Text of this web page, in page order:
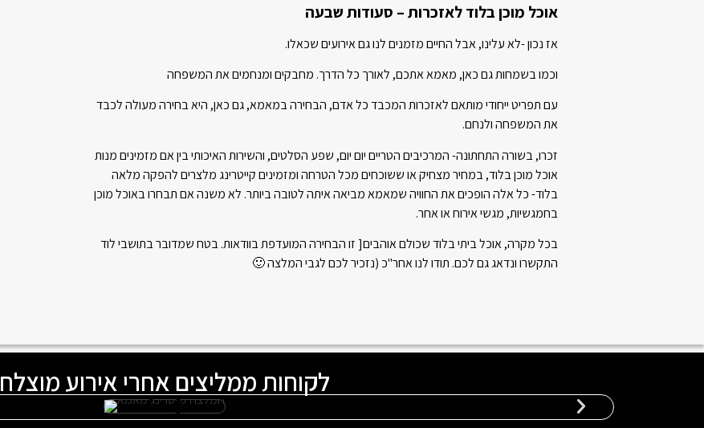
אוכל מוכן בלוד לאזכרות – סעודות שבעה
אז נכון -לא עלינו, אבל החיים מזמנים לנו גם אירועים שכאלו.
וכמו בשמחות גם כאן, מאמא אתכם, לאורך כל הדרך. מחבקים ומנחמים את המשפחה
עם תפריט ייחודי מותאם לאזכרות המכבד כל אדם, הבחירה במאמא, גם כאן, היא בחירה מעולה לכבד
את המשפחה ולנחם.
זכרו, בשורה התחתונה- המרכיבים הטריים יום יום, שפע הסלטים, והשירות האיכותי בין אם מזמינים מנות
אוכל מוכן בלוד, במחיר מצחיק או ששוכחים מכל הטרחה ומזמינים קייטרינג מלצרים להפקה מלאה
בלוד- כל אלה הופכים את החוויה שמאמא מביאה איתה לטובה ביותר. לא משנה אם תבחרו באוכל מוכן
בחמגשיות, מגשי אירוח או אחר.
בכל מקרה, אוכל ביתי בלוד שכולם אוהבים[ זו הבחירה המועדפת בוודאות. בטח שמדובר בתושבי לוד
התקשרו ונדאג גם לכם. תודו לנו אחר"כ (נזכיר לכם לגבי המלצה 🙂
לקוחות ממליצים אחרי אירוע מוצלח